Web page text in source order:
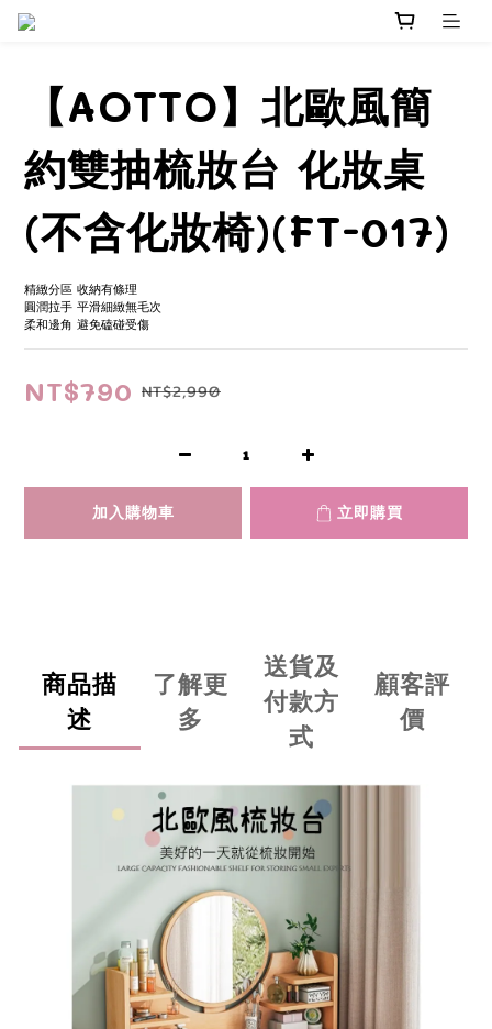
【AOTTO】北歐風簡
約雙抽梳妝台 化妝桌
(不含化妝椅)(FT-017)
精緻分區 收納有條理
圓潤拉手 平滑細緻無毛次
柔和邊角 避免磕碰受傷
NT$790 NT$2,990
加入購物車 立即購買
商品描
述
了解更
多
送貨及
付款方
式
顧客評
價